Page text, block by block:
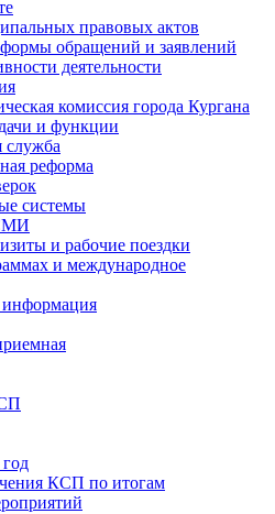
правовых актов
обращений и заявлений
деятельности
комиссия города Кургана
и функции
реформа
системы
и рабочие поездки
и международное
информация
КСП по итогам